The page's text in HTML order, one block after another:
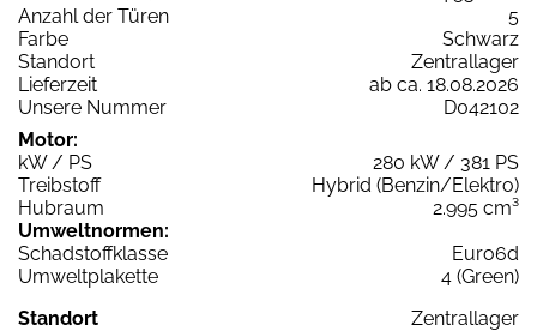
Anzahl der Türen
5
Farbe
Schwarz
Standort
Zentrallager
Lieferzeit
ab ca. 18.08.2026
Unsere Nummer
D042102
Motor:
kW / PS
280 kW / 381 PS
Treibstoff
Hybrid (Benzin/Elektro)
Hubraum
2.995 cm³
Umweltnormen:
Schadstoffklasse
Euro6d
Umweltplakette
4 (Green)
Standort
Zentrallager